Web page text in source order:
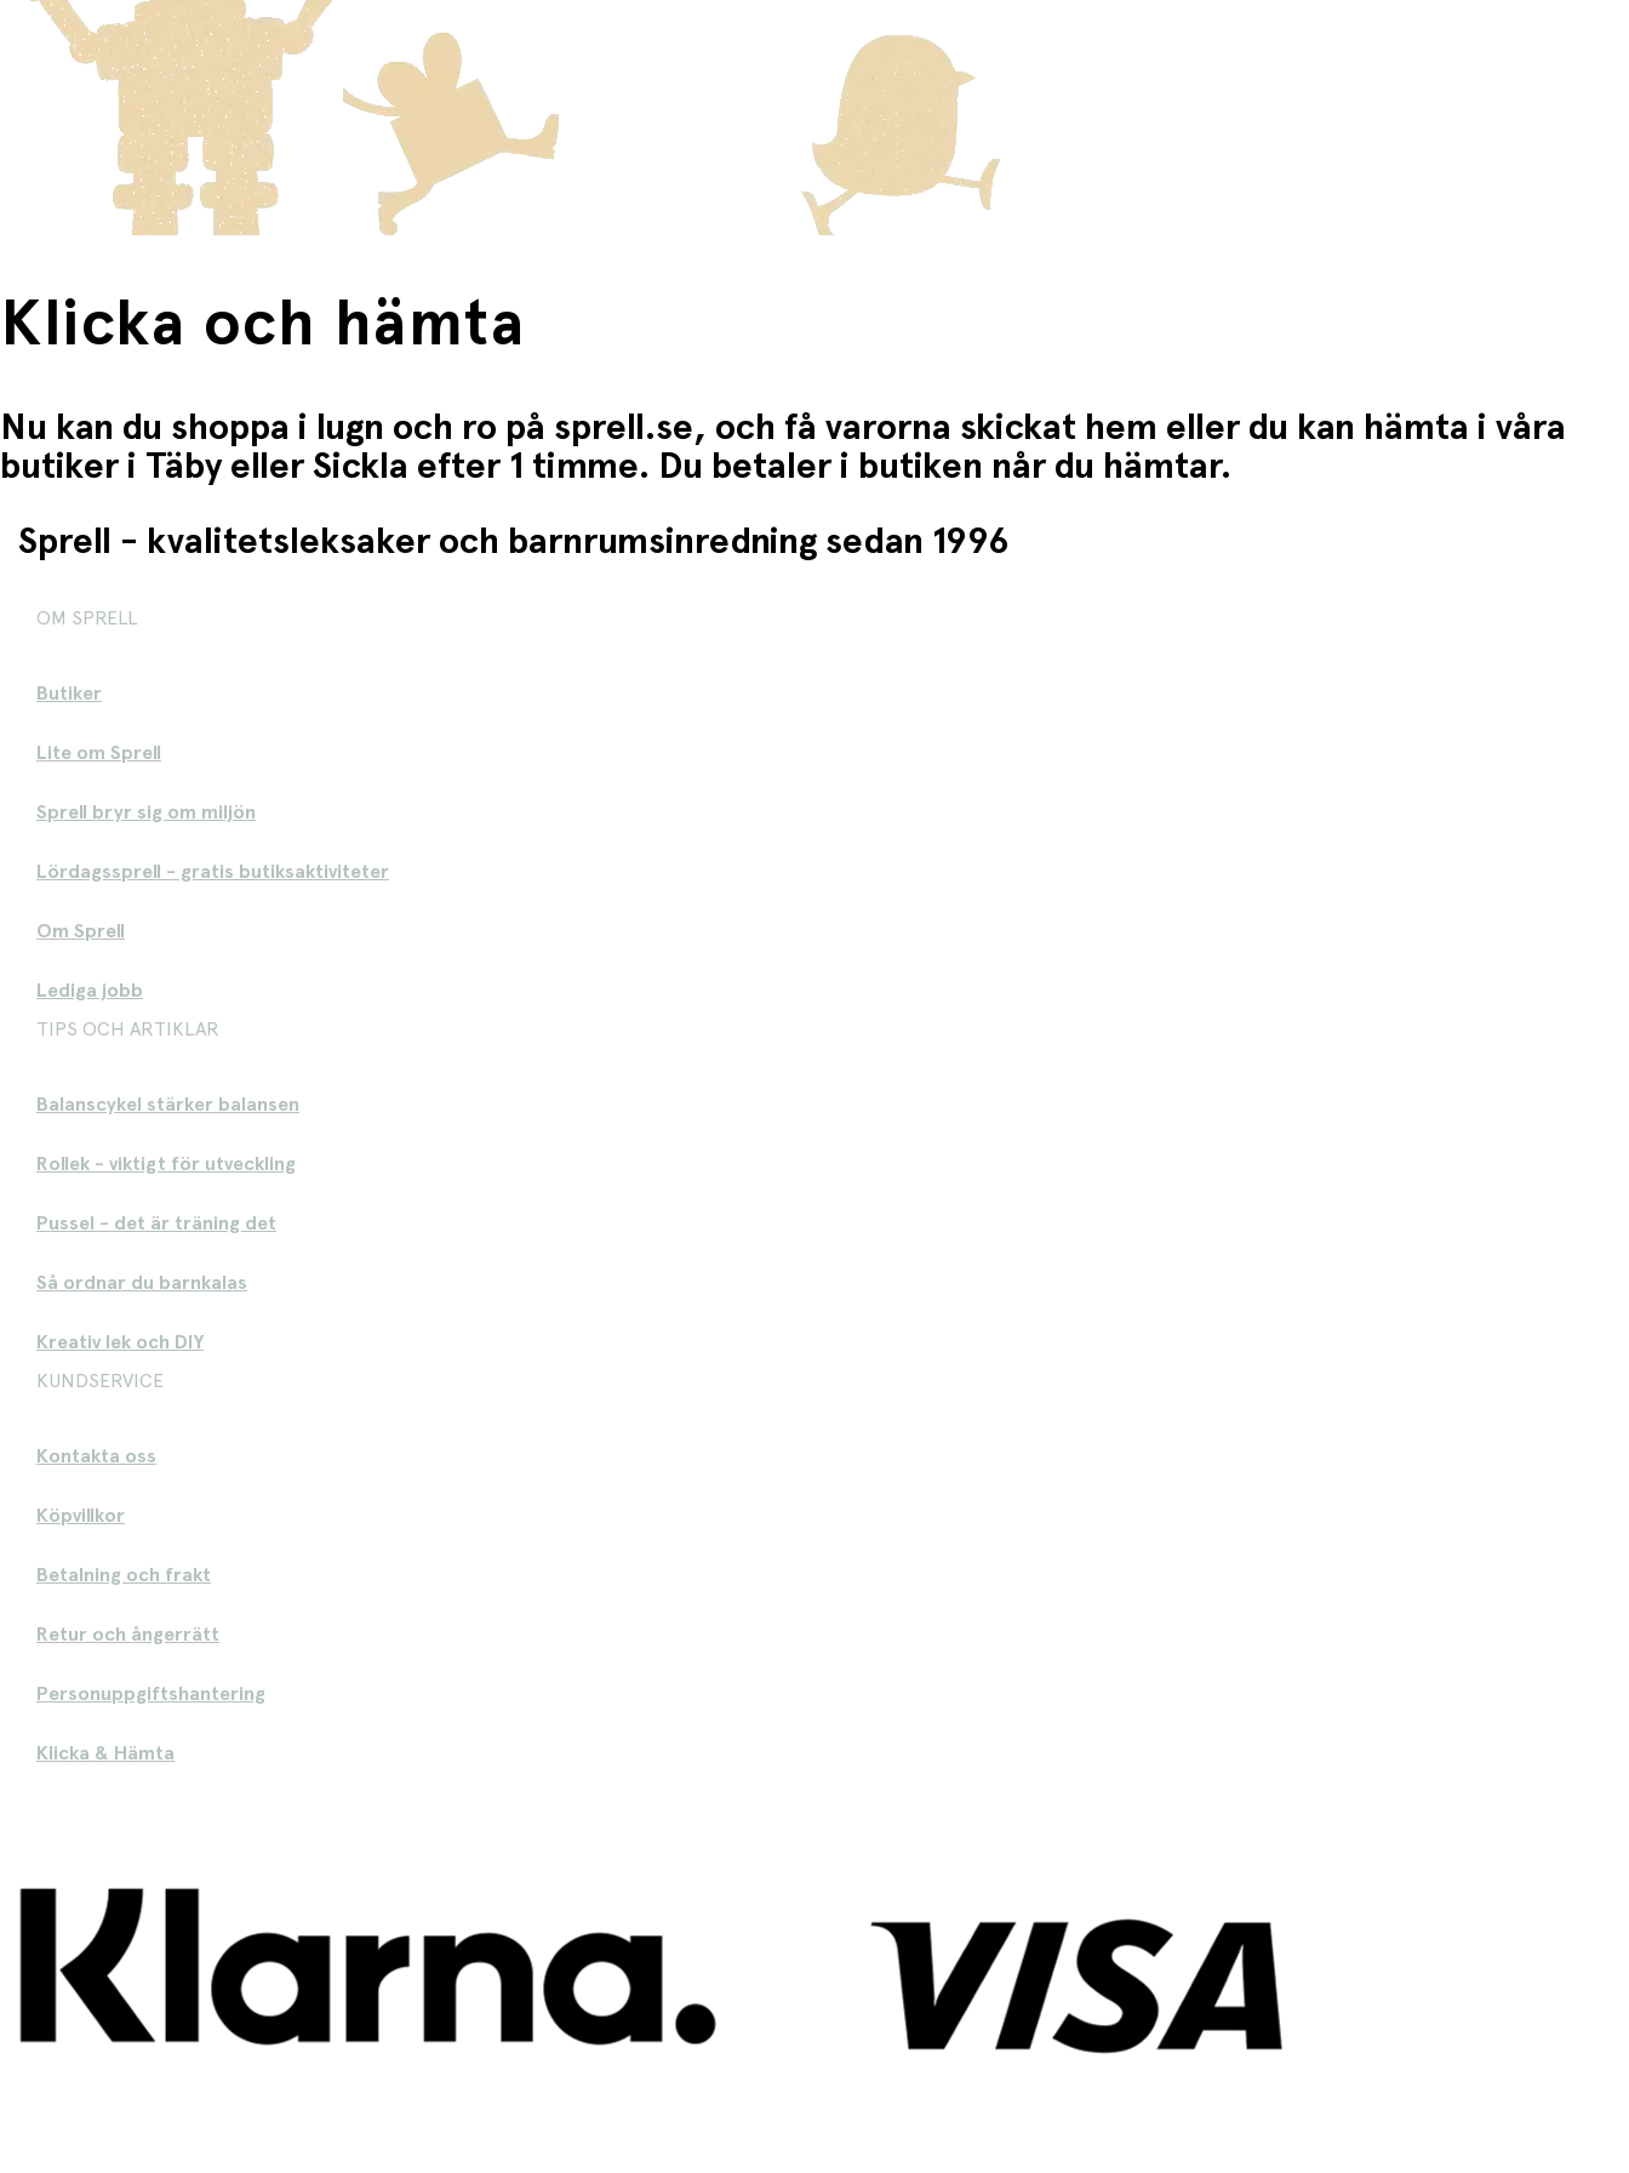
Fri frakt när du handlar för mer än 1500:-
Klicka och hämta
Nu kan du shoppa i lugn och ro på sprell.se, och få varorna skickat hem eller du kan hämta i våra
butiker i Täby eller Sickla efter 1 timme. Du betaler i butiken når du hämtar.
Sprell - kvalitetsleksaker och barnrumsinredning sedan 1996
OM SPRELL
Butiker
Lite om Sprell
Sprell bryr sig om miljön
Lördagssprell - gratis butiksaktiviteter
Om Sprell
Lediga jobb
TIPS OCH ARTIKLAR
Balanscykel stärker balansen
Rollek - viktigt för utveckling
Pussel - det är träning det
Så ordnar du barnkalas
Kreativ lek och DIY
KUNDSERVICE
Kontakta oss
Köpvillkor
Betalning och frakt
Retur och ångerrätt
Personuppgiftshantering
Klicka & Hämta